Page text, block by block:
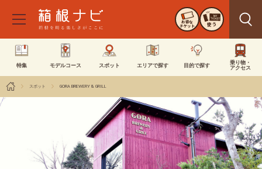
お得な
チケット 使う
特集 モデルコース スポット エリアで探す 目的で探す
乗り物・
アクセス
スポット GORA BREWERY & GRILL